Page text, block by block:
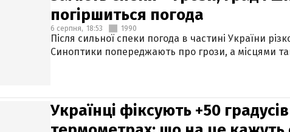
погіршиться погода
6 серпня, 18:53 1990
Після сильної спеки погода в частині України
Синоптики попереджають про грози, а місцями
Українці фіксують +50